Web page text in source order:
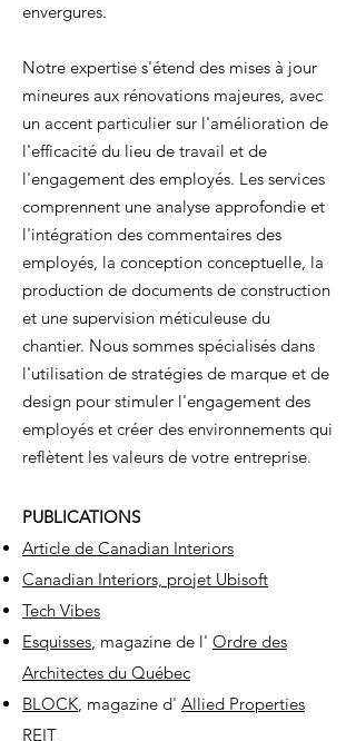
envergures.
Notre expertise s'étend des mises à jour
mineures aux rénovations majeures, avec
un accent particulier sur l'amélioration de
l'efficacité du lieu de travail et de
l'engagement des employés. Les services
comprennent une analyse approfondie et
l'intégration des commentaires des
employés, la conception conceptuelle, la
production de documents de construction
et une supervision méticuleuse du
chantier. Nous sommes spécialisés dans
l'utilisation de stratégies de marque et de
design pour stimuler l'engagement des
employés et créer des environnements qui
reflètent les valeurs de votre entreprise.
PUBLICATIONS
Article de Canadian Interiors
Canadian Interiors, projet Ubisoft
Tech Vibes
Esquisses, magazine de l' Ordre des
Architectes du Québec
BLOCK, magazine d' Allied Properties
REIT